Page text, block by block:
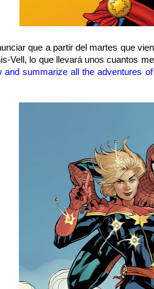
que a partir del martes que
Vell, lo que llevará unos cuantos
andsummarize all the adventures of